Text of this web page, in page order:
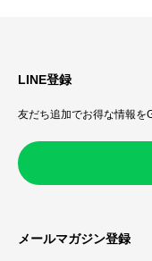
LINE登録
友だち追加でお得な情報を
メールマガジン登録